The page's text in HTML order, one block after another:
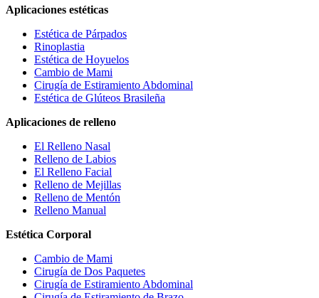
Aplicaciones estéticas
Estética de Párpados
Rinoplastia
Estética de Hoyuelos
Cambio de Mami
Cirugía de Estiramiento Abdominal
Estética de Glúteos Brasileña
Aplicaciones de relleno
El Relleno Nasal
Relleno de Labios
El Relleno Facial
Relleno de Mejillas
Relleno de Mentón
Relleno Manual
Estética Corporal
Cambio de Mami
Cirugía de Dos Paquetes
Cirugía de Estiramiento Abdominal